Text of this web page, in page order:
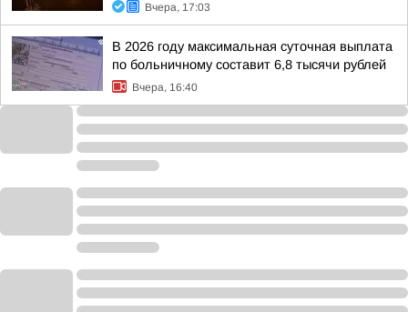
Вчера, 17:03
В 2026 году максимальная суточная выплата
по больничному составит 6,8 тысячи рублей
Вчера, 16:40